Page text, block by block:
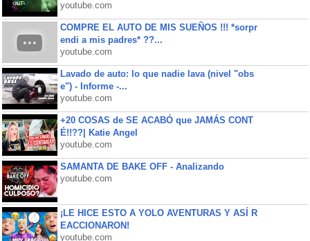
youtube.com
COMPRE EL AUTO DE MIS SUEÑOS !!! *sorpr
endi a mis padres* ??...
youtube.com
Lavado de auto: lo que nadie lava (nivel "obs
e") - Informe -...
youtube.com
+20 COSAS de SE ACABÓ que JAMÁS CONT
É!!??| Katie Angel
youtube.com
SAMANTA DE BAKE OFF - Analizando
youtube.com
¡LE HICE ESTO A YOLO AVENTURAS Y ASÍ R
EACCIONARON!
youtube.com